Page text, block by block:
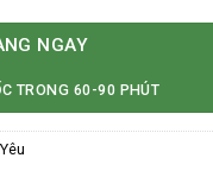
NGAY
TRONG 60-90 PHÚT